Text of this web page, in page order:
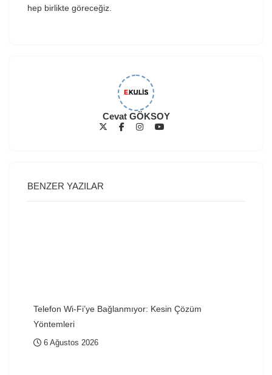
hep birlikte göreceğiz.
Cevat GÖKSOY
BENZER YAZILAR
Telefon Wi-Fi’ye Bağlanmıyor: Kesin Çözüm
Yöntemleri
6 Ağustos 2026